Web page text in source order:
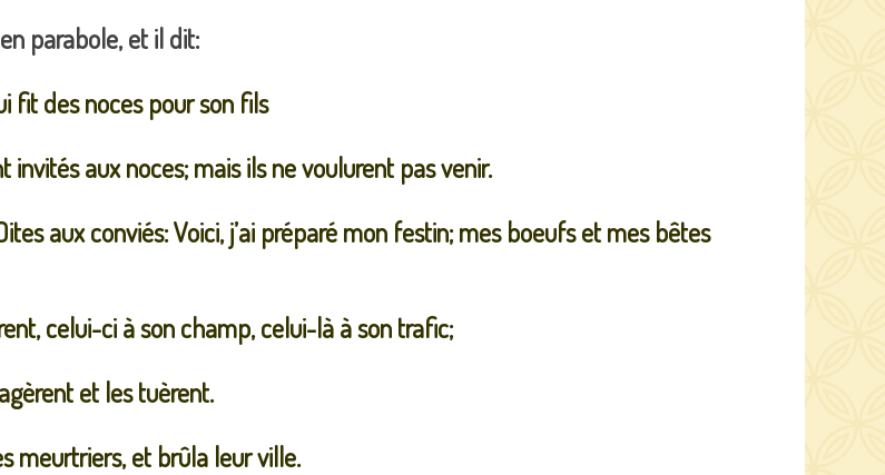
parabole, et il dit:
fit des noces pour son fils
aux noces; mais ils ne voulurent pas venir.
aux conviés: Voici, j’ai préparé mon festin; mes boeufs et mes bêtes
celui-ci à son champ, celui-là à son trafic;
et les tuèrent.
meurtriers, et brûla leur ville.